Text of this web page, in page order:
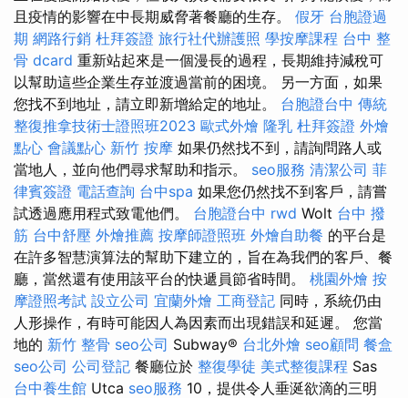
且疫情的影響在中長期威脅著餐廳的生存。 假牙 台胞證過
期 網路行銷 杜拜簽證 旅行社代辦護照 學按摩課程 台中 整
骨 dcard 重新站起來是一個漫長的過程，長期維持減稅可
以幫助這些企業生存並渡過當前的困境。 另一方面，如果
您找不到地址，請立即新增給定的地址。 台胞證台中 傳統
整復推拿技術士證照班2023 歐式外燴 隆乳 杜拜簽證 外燴
點心 會議點心 新竹 按摩 如果仍然找不到，請詢問路人或
當地人，並向他們尋求幫助和指示。 seo服務 清潔公司 菲
律賓簽證 電話查詢 台中spa 如果您仍然找不到客戶，請嘗
試透過應用程式致電他們。 台胞證台中 rwd Wolt 台中 撥
筋 台中舒壓 外燴推薦 按摩師證照班 外燴自助餐 的平台是
在許多智慧演算法的幫助下建立的，旨在為我們的客戶、餐
廳，當然還有使用該平台的快遞員節省時間。 桃園外燴 按
摩證照考試 設立公司 宜蘭外燴 工商登記 同時，系統仍由
人形操作，有時可能因人為因素而出現錯誤和延遲。 您當
地的 新竹 整骨 seo公司 Subway® 台北外燴 seo顧問 餐盒
seo公司 公司登記 餐廳位於 整復學徒 美式整復課程 Sas
台中養生館 Utca seo服務 10，提供令人垂涎欲滴的三明